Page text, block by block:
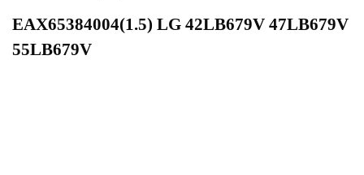
EAX65384004(1.5) LG 42LB679V 47LB679V
55LB679V